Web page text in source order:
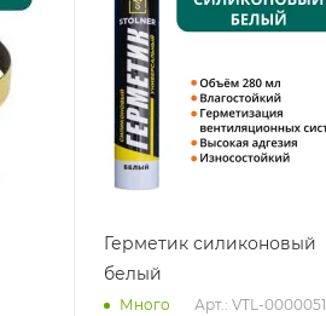
Герметик силиконовый
белый
Много Арт.: VTL-